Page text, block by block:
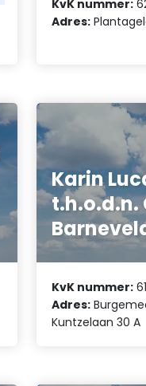
KvK nummer:
Adres:
Karin
t.h.o.d.n.
KvK nummer:
Adres:
Kuntzelaan 30 A